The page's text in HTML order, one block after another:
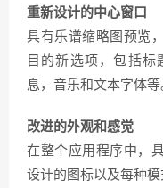
重新设计的中心窗口
具有乐谱缩略图预览
目的新选项，包括标
息，音乐和文本字体等
改进的外观和感觉
在整个应用程序中，
设计的图标以及每种